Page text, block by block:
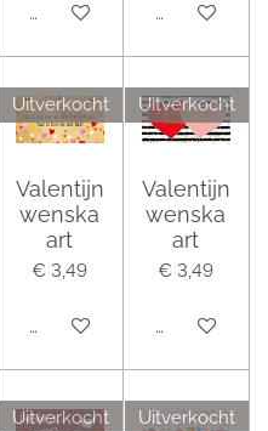
de hoogte
Houd mij op de hoogte
Houd mij op
de hoogte
Uitverkocht
Valentijn
wenska
art
€ 3,49
Houd mij op de hoogte
Uitverkocht
Valentijn
wenska
art
€ 3,49
Houd mij op
Uitverkocht Uitverkocht